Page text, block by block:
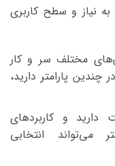
نیاز و سطح کاربری
مختلف سر و کار
چندین پارامتر دارید،
دارید و کاربردهای
می‌تواند انتخابی